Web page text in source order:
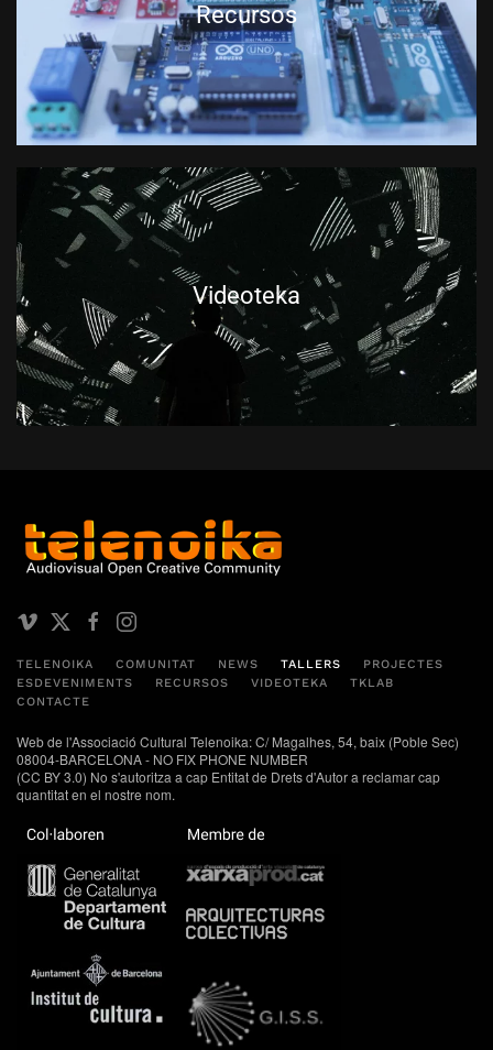
Recursos
Videoteka
TELENOIKA COMUNITAT NEWS TALLERS
PROJECTES
ESDEVENIMENTS
RECURSOS VIDEOTEKA
TKLAB
CONTACTE
Web de l'Associació Cultural Telenoika: C/ Magalhes, 54, baix (Poble Sec)
08004-BARCELONA - NO FIX PHONE NUMBER
(CC BY 3.0) No s'autoritza a cap Entitat de Drets d'Autor a reclamar cap
quantitat en el nostre nom.